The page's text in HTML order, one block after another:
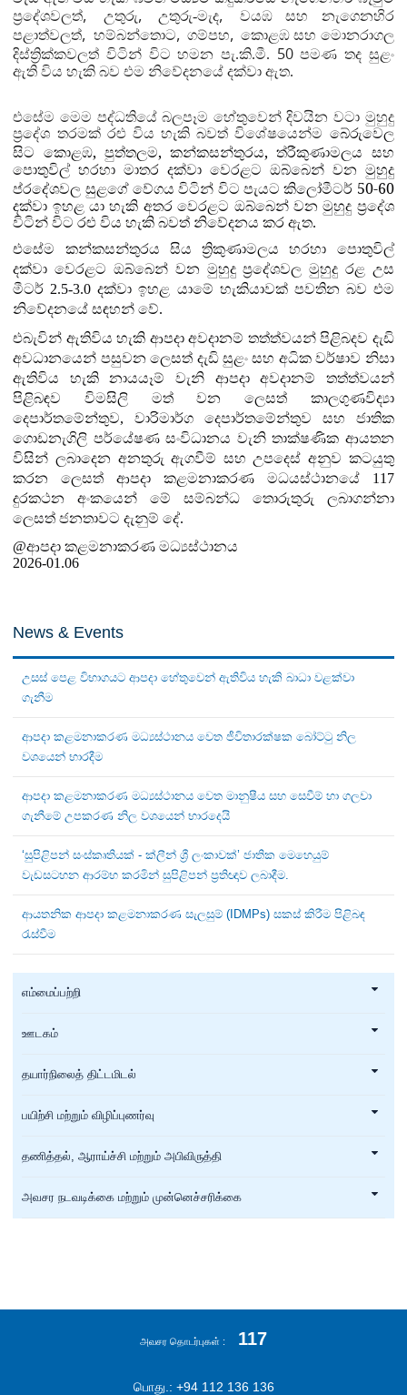
ප්‍රදේශවලත්, උතුරු,උතුරු-මැද,
වයඹ සහ නැගෙනහිර
පළාත්වලත්, හම්බන්තොට, ගම්පහ,කොළඹ සහ මොනරාගල
දිස්ත්‍රික්කවලත් විටින් විට හමන පැ.කි.මී. 50පමණ තද සුළං
ඇති විය හැකි බව එම නිවේදනයේ දක්වා ඇත.
එසේම මෙම පද්ධතියේ බලපෑම හේතුවෙන් දිවයින වටා මුහුදු
ප්‍රදේශ තරමක් රළු විය හැකි බවත් විශේෂයෙන්ම බේරුවෙල
සිට කොළඹ, පුත්තලම,කන්කසන්තුරය,ත්රීකුණාමලය සහ
පොතුවිල් හරහා මාතර දක්වා වෙරළට ඔබ්බෙන් වන මුහුදු
ප්රදේශවල සුළගේ වේගය විටින් විට පැයට කිලෝමීටර් 50-60
දක්වා ඉහළ යා හැකි අතර වෙරළට ඔබ්බෙන් වන මුහුදු ප්‍රදේශ
විටින් විට රළු විය හැකි බවත් නිවේදනය කර ඇත.
එසේම කන්කසන්තුරය සිය ත්‍රිකුණාමලය හරහා පොතුවිල්
දක්වා වෙරළට ඔබ්බෙන් වන මුහුදු ප්‍රදේශවල මුහුදු රළ උස
මීටර් 2.5-3.0 දක්වා ඉහළ යාමේ හැකියාවක් පවතින බව එම
නිවේදනයේ සඳහන් වේ.
එබැවින් ඇතිවිය හැකි ආපදා අවදානම් තත්ත්වයන් පිළිබදව දැඩි
අවධානයෙන් පසුවන ලෙසත් දැඩි සුළං සහ අධික වර්ෂාව නිසා
ඇතිවිය හැකි නායයෑම් වැනි ආපදා අවදානම් තත්ත්වයන්
පිළිබඳව විමසිලි මත් වන ලෙසත් කාලගුණවිද්‍යා
දෙපාර්තමේන්තුව, වාරිමාර්ග දෙපාර්තමේන්තුව සහ ජාතික
ගොඩනැගිලි පර්යේෂණ සංවිධානය වැනි තාක්ෂණික ආයතන
විසින් ලබාදෙන අනතුරු ඇගවීම් සහ උපදෙස් අනුව කටයුතු
කරන ලෙසත් ආපදා කළමනාකරණ මධයස්ථානයේ 117
දුරකථන අංකයෙන් මේ සම්බන්ධ තොරුතුරු ලබාගන්නා
ලෙසත් ජනතාවට දැනුම් දේ.
@ආපදා කළමනාකරණ මධ්‍යස්ථානය
2026-01.06
News & Events
උසස් පෙළ විභාගයට ආපදා හේතුවෙන් ඇතිවිය හැකි බාධා වළක්වා
ගැනීම
ආපදා කළමනාකරණ මධ්‍යස්ථානය වෙත ජීවිතාරක්ෂක බෝට්ටු නිල
වශයෙන් භාරදීම
ආපදා කළමනාකරණ මධ්‍යස්ථානය වෙත මානුෂීය සහ සෙවීම් හා ගලවා
ගැනීමේ උපකරණ නිල වශයෙන් භාරදෙයි
‘සුපිළිපන් සංස්කෘතියක් - ක්ලීන් ශ්‍රී ලංකාවක්’ ජාතික මෙහෙයුම්
වැඩසටහන ආරම්භ කරමින් සුපිළිපන් ප්‍රතිඥාව ලබාදීම.
ආයතනික ආපදා කළමනාකරණ සැලසුම් (IDMPs) සකස් කිරීම පිළිබඳ
රැස්වීම
எம்மைப்பற்றி
ஊடகம்
தயார்நிலைத் திட்டமிடல்
பயிற்சி மற்றும் விழிப்புணர்வு
தணித்தல், ஆராய்ச்சி மற்றும் அபிவிருத்தி
அவசர நடவடிக்கை மற்றும் முன்னெச்சரிக்கை
அவசர தொடர்புகள் 117
பொது.: +94 112 136 136